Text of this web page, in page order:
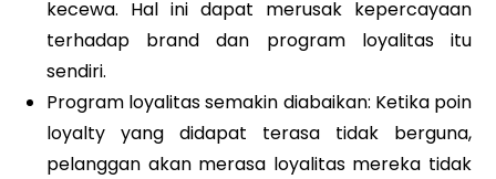
kecewa. Hal ini dapat merusak kepercayaan
terhadap brand dan program loyalitas itu
sendiri.
Program loyalitas semakin diabaikan: Ketika poin
loyalty yang didapat terasa tidak berguna,
pelanggan akan merasa loyalitas mereka tidak